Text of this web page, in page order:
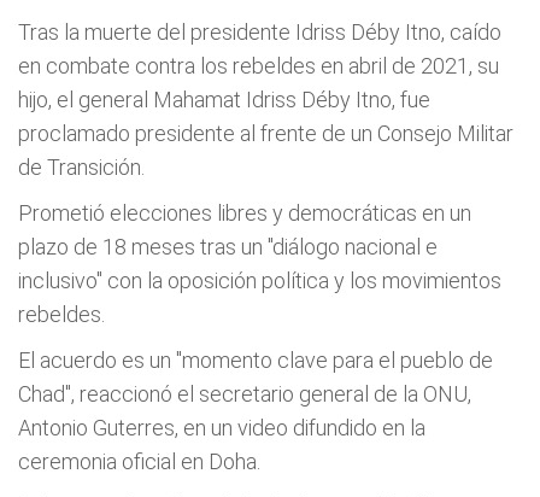
Tras la muerte del presidente Idriss Déby Itno, caído
en combate contra los rebeldes en abril de 2021, su
hijo, el general Mahamat Idriss Déby Itno, fue
proclamado presidente al frente de un Consejo Militar
de Transición.
Prometió elecciones libres y democráticas en un
plazo de 18 meses tras un "diálogo nacional e
inclusivo" con la oposición política y los movimientos
rebeldes.
El acuerdo es un "momento clave para el pueblo de
Chad", reaccionó el secretario general de la ONU,
Antonio Guterres, en un video difundido en la
ceremonia oficial en Doha.